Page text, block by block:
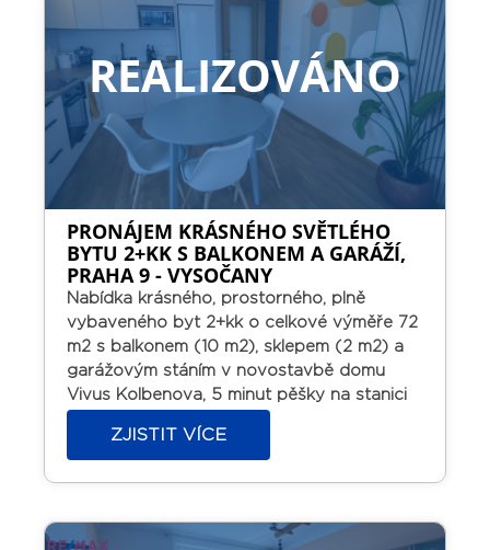
REALIZOVÁNO
PRONÁJEM KRÁSNÉHO SVĚTLÉHO
BYTU 2+KK S BALKONEM A GARÁŽÍ,
PRAHA 9 - VYSOČANY
Nabídka krásného, prostorného, plně
vybaveného byt 2+kk o celkové výměře 72
m2 s balkonem (10 m2), sklepem (2 m2) a
garážovým stáním v novostavbě domu
Vivus Kolbenova, 5 minut pěšky na stanici
metra.
Byt se nachází v 6.patře a je
orientován na jihovýchod. V bytě je nová
kuchyňská linka včetně vestavěných
Úložné prostory v předsíni jsou vyřešeny
ZJISTIT VÍCE